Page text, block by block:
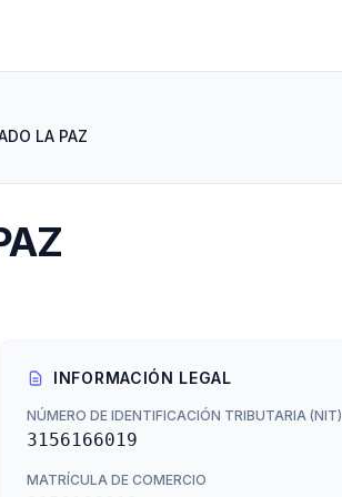
LA PAZ
INFORMACIÓN LEGAL
NÚMERO DE IDENTIFICACIÓN TRIBUTARIA (NIT)
3156166019
MATRÍCULA DE COMERCIO